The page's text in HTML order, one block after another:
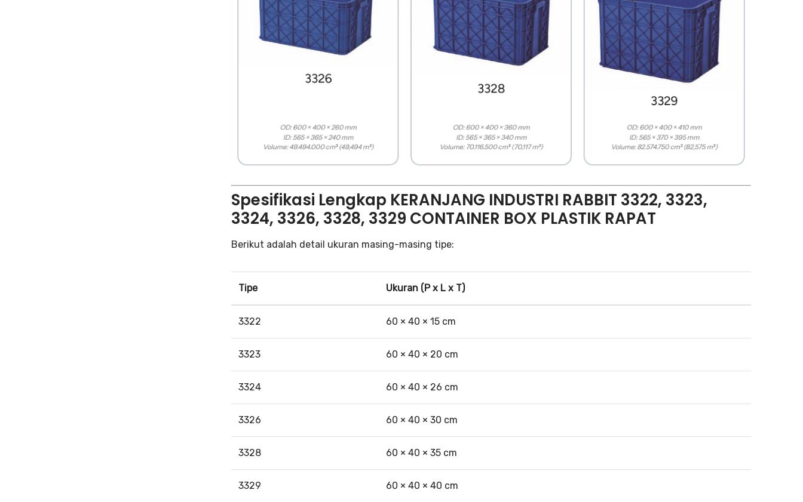
Spesifikasi Lengkap KERANJANG INDUSTRI RABBIT 3322, 3323,
3324, 3326, 3328, 3329 CONTAINER BOX PLASTIK RAPAT
Berikut adalah detail ukuran masing-masing tipe:
Tipe Ukuran (P x L x T)
3322 60 × 40 × 15 cm
3323 60 × 40 × 20 cm
3324 60 × 40 × 26 cm
3326 60 × 40 × 30 cm
3328 60 × 40 × 35 cm
3329 60 × 40 × 40 cm